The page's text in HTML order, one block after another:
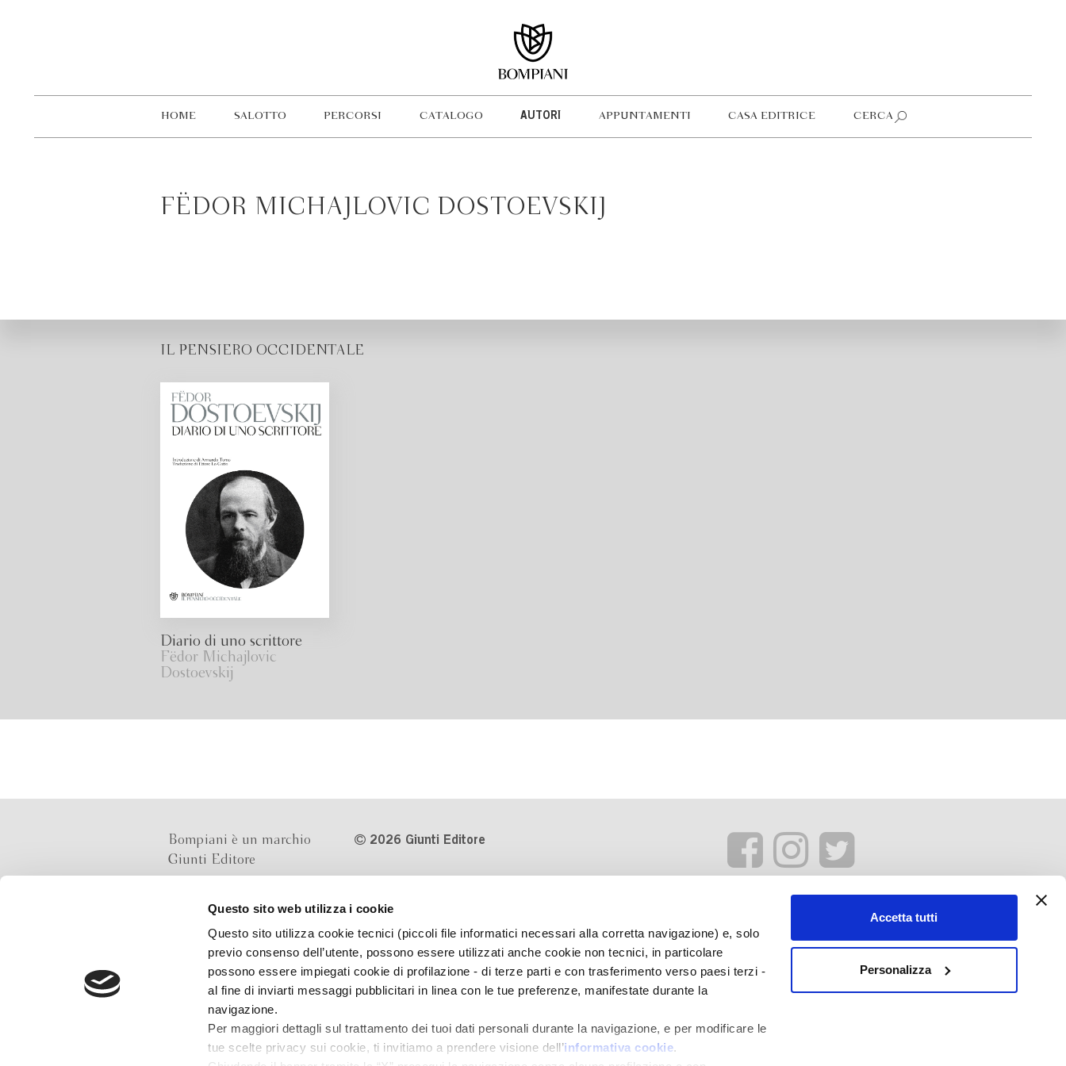
Questo sito web utilizza i cookie
Questo sito utilizza cookie tecnici (piccoli file informatici necessari alla corretta navigazione) e, solo
previo consenso dell’utente, possono essere utilizzati anche cookie non tecnici, in particolare
possono essere impiegati cookie di profilazione - di terze parti e con trasferimento verso paesi terzi -
al fine di inviarti messaggi pubblicitari in linea con le tue preferenze, manifestate durante la
navigazione.
Per maggiori dettagli sul trattamento dei tuoi dati personali durante la navigazione, e per modificare le
tue scelte privacy sui cookie, ti invitiamo a prendere visione dell’informativa cookie.
Accetta tutti
Personalizza
HOME SALOTTO PERCORSI CATALOGO AUTORI APPUNTAMENTI CASA EDITRICE CERCA
FËDOR MICHAJLOVIC DOSTOEVSKIJ
IL PENSIERO OCCIDENTALE
Diario di uno scrittore
Fëdor Michajlovic
Dostoevskij
Bompiani è un marchio
Giunti Editore
Via Bolognese 165,
50139 Firenze
Via G.B.Pirelli 30,
20124 Milano
2026 Giunti Editore
Numero d'iscrizione al Registro
Imprese di Milano REA 1327444
Informativa sulla privacy